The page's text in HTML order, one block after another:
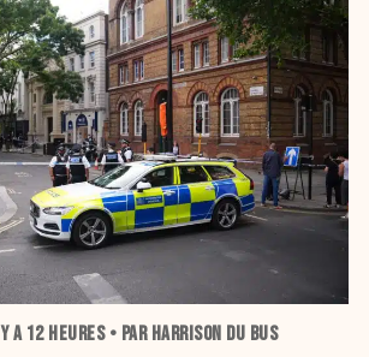
A12 HEURES• PAR HARRISON DU BUS